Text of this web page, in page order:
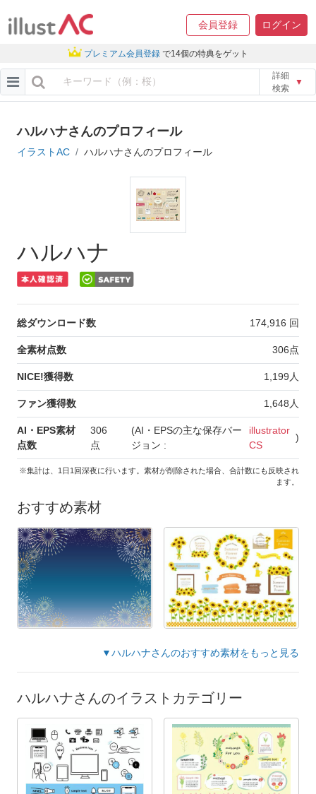
会員登録 ログイン
プレミアム会員登録 で14個の特典をゲット
詳細
検索
▼
ハルハナさんのプロフィール
イラストAC ハルハナさんのプロフィール
ハルハナ
総ダウンロード数 174,916 回
全素材点数 306点
NICE!獲得数 1,199 人
ファン獲得数 1,648 人
AI・EPS素材
点数
306
点
(AI・EPSの主な保存バー
ジョン :
illustrator
CS
)
※集計は、1日1回深夜に行います。素材が削除された場合、合計数にも反映され
ます。
おすすめ素材
▼ハルハナさんのおすすめ素材をもっと見る
ハルハナさんのイラストカテゴリー